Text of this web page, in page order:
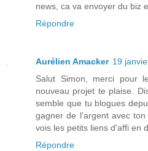
news, ca va envoyer du biz
Répondre
Aurélien Amacker 19
Salut Simon, merci pour
nouveau projet te plaise.
semble que tu blogues
gagner de l'argent avec
vois les petits liens d'affi en
Répondre